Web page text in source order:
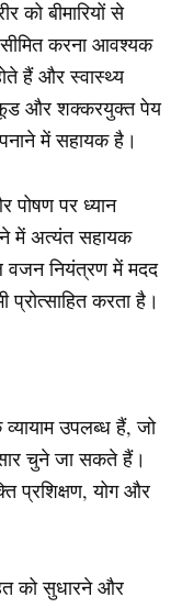
को बीमारियों से
करना आवश्यक
हैं और स्वास्थ्य
और शक्करयुक्त पेय
में सहायक है।
पोषण पर ध्यान
में अत्यंत सहायक
वजन नियंत्रण में मदद
करता है।
उपलब्ध हैं, जो
चुने जा सकते हैं।
प्रशिक्षण, योग और
को सुधारने और